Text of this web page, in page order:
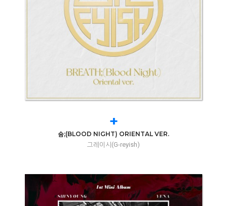
+
숨;(BLOOD NIGHT) ORIENTAL VER.
그레이시(G-reyish)